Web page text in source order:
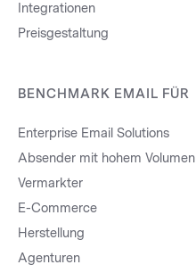
Integrationen
Preisgestaltung
BENCHMARK EMAIL FÜR
Enterprise Email Solutions
Absender mit hohem Volumen
Vermarkter
E-Commerce
Herstellung
Agenturen